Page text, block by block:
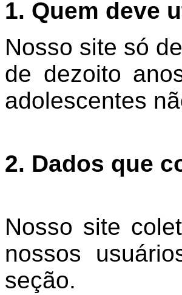
1. Quem deve
Nosso site só
de dezoito
adolescentes
2. Dados que
Nosso site
nossos
seção.